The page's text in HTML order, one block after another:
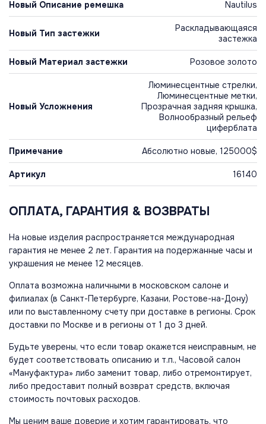
Новый Описание ремешка Nautilus
Новый Тип застежки
Раскладывающаяся
застежка
Новый Материал застежки Розовое золото
Новый Усложнения
Люминесцентные стрелки,
Люминесцентные метки,
Прозрачная задняя крышка,
Волнообразный рельеф
циферблата
Примечание Абсолютно новые, 125000$
Артикул 16140
ОПЛАТА, ГАРАНТИЯ & ВОЗВРАТЫ
На новые изделия распространяется международная
гарантия не менее 2 лет. Гарантия на подержанные часы и
украшения не менее 12 месяцев.
Оплата возможна наличными в московском салоне и
филиалах (в Санкт-Петербурге, Казани, Ростове-на-Дону)
или по выставленному счету при доставке в регионы. Срок
доставки по Москве и в регионы от 1 до 3 дней.
Будьте уверены, что если товар окажется неисправным, не
будет соответствовать описанию и т.п., Часовой салон
«Мануфактура» либо заменит товар, либо отремонтирует,
либо предоставит полный возврат средств, включая
стоимость почтовых расходов.
Мы ценим ваше доверие и хотим гарантировать, что